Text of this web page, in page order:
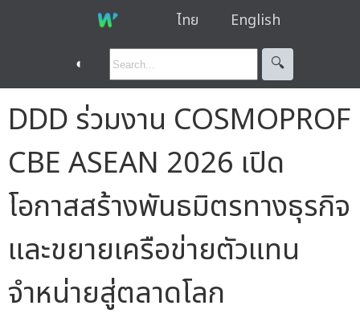
ไทย English
◐ 🔍︎
DDD ร่วมงาน COSMOPROF
CBE ASEAN 2026 เปิด
โอกาสสร้างพันธมิตรทางธุรกิจ
และขยายเครือข่ายตัวแทน
จำหน่ายสู่ตลาดโลก